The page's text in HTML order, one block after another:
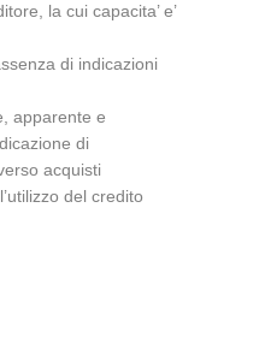
la cui capacita’ e’
di indicazioni
apparente e
di
acquisti
del credito